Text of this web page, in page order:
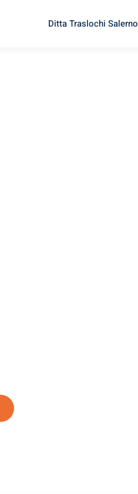
Ditta Traslochi Salerno